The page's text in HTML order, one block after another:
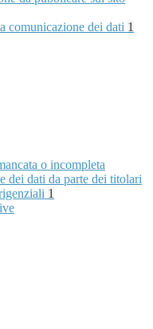
comunicazione dei dati 1
o incompleta
dei dati da parte dei titolari
1